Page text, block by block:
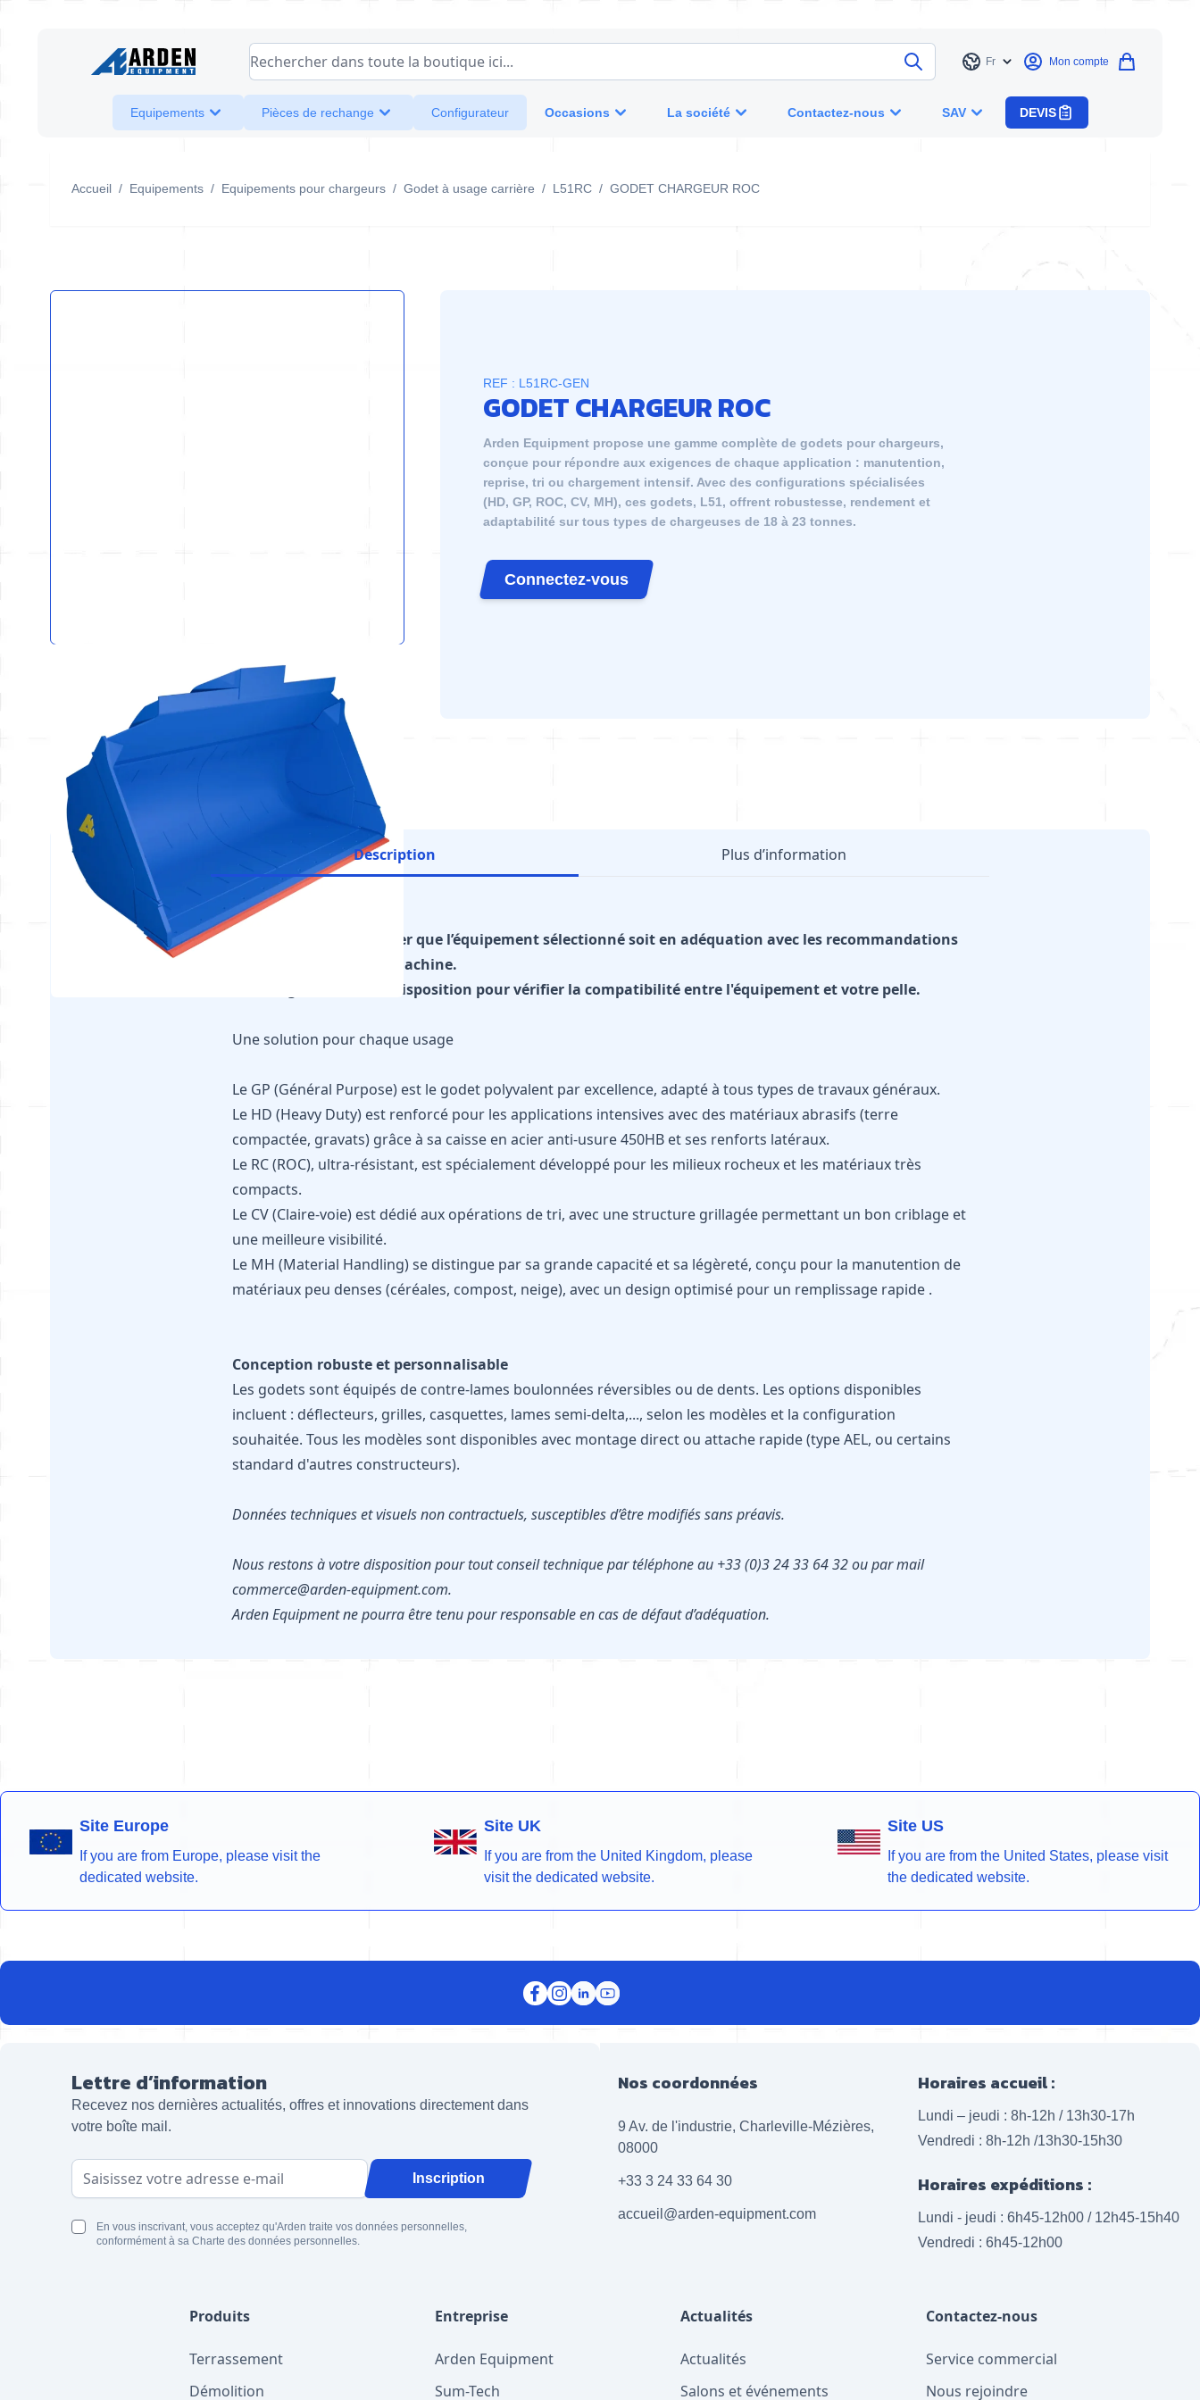
Rechercher dans toute la boutique ici...
Langue
Fr Mon compte
Equipements Pièces de rechange Configurateur Occasions La société Contactez-nous SAV DEVIS
Accueil / Equipements / Equipements pour chargeurs / Godet à usage carrière / L51RC / GODET CHARGEUR ROC
REF : L51RC-GEN
GODET CHARGEUR ROC
Arden Equipment propose une gamme complète de godets pour chargeurs,
conçue pour répondre aux exigences de chaque application : manutention,
reprise, tri ou chargement intensif. Avec des configurations spécialisées
(HD, GP, ROC, CV, MH), ces godets, L51, offrent robustesse, rendement et
adaptabilité sur tous types de chargeuses de 18 à 23 tonnes.
Connectez-vous
Description Plus d’information
Il est impératif de vérifier que l’équipement sélectionné soit en adéquation avec les recommandations
constructeur de votre machine.
Le configurateur est à disposition pour vérifier la compatibilité entre l'équipement et votre pelle.
Une solution pour chaque usage
Le GP (Général Purpose) est le godet polyvalent par excellence, adapté à tous types de travaux généraux.
Le HD (Heavy Duty) est renforcé pour les applications intensives avec des matériaux abrasifs (terre
compactée, gravats) grâce à sa caisse en acier anti-usure 450HB et ses renforts latéraux.
Le RC (ROC), ultra-résistant, est spécialement développé pour les milieux rocheux et les matériaux très
compacts.
Le CV (Claire-voie) est dédié aux opérations de tri, avec une structure grillagée permettant un bon criblage et
une meilleure visibilité.
Le MH (Material Handling) se distingue par sa grande capacité et sa légèreté, conçu pour la manutention de
matériaux peu denses (céréales, compost, neige), avec un design optimisé pour un remplissage rapide .
Conception robuste et personnalisable
Les godets sont équipés de contre-lames boulonnées réversibles ou de dents. Les options disponibles
incluent : déflecteurs, grilles, casquettes, lames semi-delta,..., selon les modèles et la configuration
souhaitée. Tous les modèles sont disponibles avec montage direct ou attache rapide (type AEL, ou certains
standard d'autres constructeurs).
Données techniques et visuels non contractuels, susceptibles d’être modifiés sans préavis.
Nous restons à votre disposition pour tout conseil technique par téléphone au +33 (0)3 24 33 64 32 ou par mail
commerce@arden-equipment.com.
Arden Equipment ne pourra être tenu pour responsable en cas de défaut d’adéquation.
Site Europe
If you are from Europe, please visit the
dedicated website.
Site UK
If you are from the United Kingdom, please
visit the dedicated website.
Site US
If you are from the United States, please visit
the dedicated website.
Lettre d’information
Recevez nos dernières actualités, offres et innovations directement dans
votre boîte mail.
Adresse email Inscription
En vous inscrivant, vous acceptez qu'Arden traite vos données personnelles,
conformément à sa Charte des données personnelles.
Nos coordonnées
9 Av. de l'industrie, Charleville-Mézières,
08000
+33 3 24 33 64 30
accueil@arden-equipment.com
Horaires accueil :
Lundi – jeudi : 8h-12h / 13h30-17h
Vendredi : 8h-12h /13h30-15h30
Horaires expéditions :
Lundi - jeudi : 6h45-12h00 / 12h45-15h40
Vendredi : 6h45-12h00
Produits
Terrassement
Démolition
Entreprise
Arden Equipment
Sum-Tech
Actualités
Actualités
Salons et événements
Contactez-nous
Service commercial
Nous rejoindre